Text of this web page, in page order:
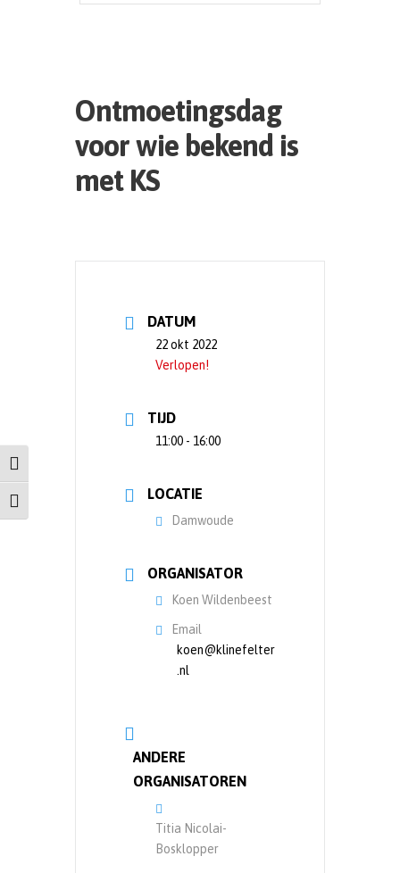
Keuze voor hoog contrast
Kies grootte van het lettertype
Ontmoetingsdag
voor wie bekend is
met KS
DATUM
22 okt 2022
Verlopen!
TIJD
11:00 - 16:00
LOCATIE
Damwoude
ORGANISATOR
Koen Wildenbeest
Email
koen@klinefelter
.nl
ANDERE
ORGANISATOREN
Titia Nicolai-
Bosklopper